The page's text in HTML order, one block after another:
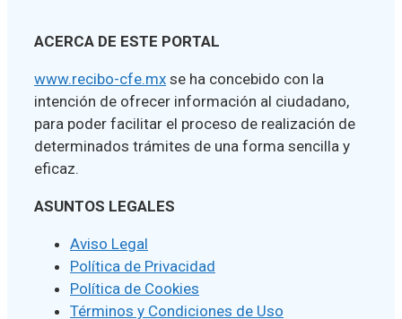
ACERCA DE ESTE PORTAL
www.recibo-cfe.mx se ha concebido con la
intención de ofrecer información al ciudadano,
para poder facilitar el proceso de realización de
determinados trámites de una forma sencilla y
eficaz.
ASUNTOS LEGALES
Aviso Legal
Política de Privacidad
Política de Cookies
Términos y Condiciones de Uso